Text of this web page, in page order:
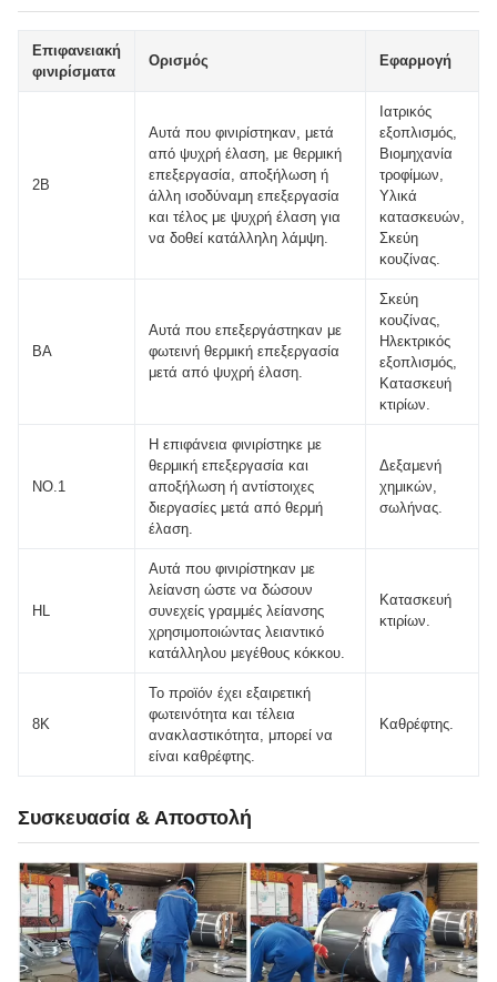
Επιφανειακή
φινιρίσματα
Ορισμός Εφαρμογή
2B
Αυτά που φινιρίστηκαν, μετά
από ψυχρή έλαση, με θερμική
επεξεργασία, αποξήλωση ή
άλλη ισοδύναμη επεξεργασία
και τέλος με ψυχρή έλαση για
να δοθεί κατάλληλη λάμψη.
Ιατρικός
εξοπλισμός,
Βιομηχανία
τροφίμων,
Υλικά
κατασκευών,
Σκεύη
κουζίνας.
BA
Αυτά που επεξεργάστηκαν με
φωτεινή θερμική επεξεργασία
μετά από ψυχρή έλαση.
Σκεύη
κουζίνας,
Ηλεκτρικός
εξοπλισμός,
Κατασκευή
κτιρίων.
NO.1
Η επιφάνεια φινιρίστηκε με
θερμική επεξεργασία και
αποξήλωση ή αντίστοιχες
διεργασίες μετά από θερμή
έλαση.
Δεξαμενή
χημικών,
σωλήνας.
HL
Αυτά που φινιρίστηκαν με
λείανση ώστε να δώσουν
συνεχείς γραμμές λείανσης
χρησιμοποιώντας λειαντικό
κατάλληλου μεγέθους κόκκου.
Κατασκευή
κτιρίων.
8K
Το προϊόν έχει εξαιρετική
φωτεινότητα και τέλεια
ανακλαστικότητα, μπορεί να
είναι καθρέφτης.
Καθρέφτης.
Συσκευασία & Αποστολή